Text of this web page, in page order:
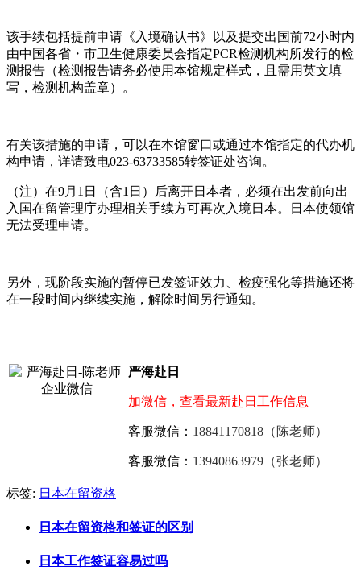
该手续包括提前申请《入境确认书》以及提交出国前72小时内
由中国各省・市卫生健康委员会指定PCR检测机构所发行的检
测报告（检测报告请务必使用本馆规定样式，且需用英文填
写，检测机构盖章）。
有关该措施的申请，可以在本馆窗口或通过本馆指定的代办机
构申请，详请致电023-63733585转签证处咨询。
（注）在9月1日（含1日）后离开日本者，必须在出发前向出
入国在留管理庁办理相关手续方可再次入境日本。日本使领馆
无法受理申请。
另外，现阶段实施的暂停已发签证效力、检疫强化等措施还将
在一段时间内继续实施，解除时间另行通知。
严海赴日
加微信，查看最新赴日工作信息
客服微信： 18841170818（陈老师）
客服微信： 13940863979（张老师）
标签: 日本在留资格
日本在留资格和签证的区别
日本工作签证容易过吗